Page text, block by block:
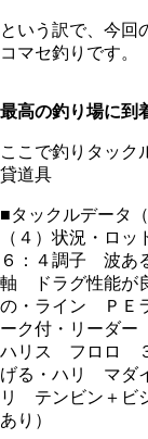
という訳で、今回
コマセ釣りです。
最高の釣り場に到
ここで釣りタック
貸道具
■タックルデータ
（４）状況・ロ
６：４調子 波あ
軸 ドラグ性能が
の・ライン ＰＥ
ーク付・リーダ
ハリス フロロ ３
げる・ハリ マダ
リ テンビン＋ビ
あり）